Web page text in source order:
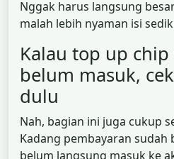
Nggak harus langsung
malah lebih nyaman isi
Kalau top up chip
belum masuk,
dulu
Nah, bagian ini juga cukup
Kadang pembayaran sudah
belum langsung masuk ke